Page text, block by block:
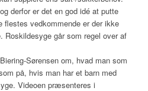
derfor er det en god idé at putte
flestes vedkommende er der ikke
går som regel over af
Sørensen om, hvad man som
på, hvis man har et barn med
Videoen præsenteres i